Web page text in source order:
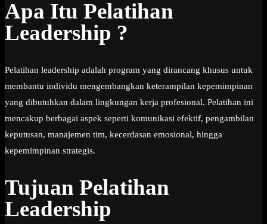
Apa Itu Pelatihan
Leadership ?
Pelatihan leadership adalah program yang dirancang khusus untuk
membantu individu mengembangkan keterampilan kepemimpinan
yang dibutuhkan dalam lingkungan kerja profesional. Pelatihan ini
mencakup berbagai aspek seperti komunikasi efektif, pengambilan
keputusan, manajemen tim, kecerdasan emosional, hingga
kepemimpinan strategis.
Tujuan Pelatihan
Leadership